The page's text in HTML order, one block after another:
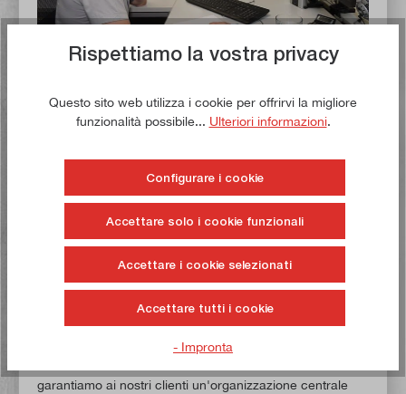
Il nostro modello di business è incentrato sulla
nostri clienti. A tal fine, siamo a vostra disposizione per
telefono e per e-mail nei giorni lavorativi ed evadiamo
tutte le richieste dei clienti entro 24 ore dal lunedì al
venerdì. Accogliamo i suggerimenti dei clienti e li
integriamo nell'ulteriore sviluppo della nostra gamma di
prodotti. Il nostro portafoglio comprende
un'impressionante varietà di prodotti, nonché parti di
ricambio e accessori a prezzi interessanti.
garantiamo ai nostri clienti un'organizzazione centrale
Rispettiamo la vostra privacy
Questo sito web utilizza i cookie per offrirvi la migliore
funzionalità possibile... Ulteriori informazioni.
Configurare i cookie
Accettare solo i cookie funzionali
Accettare i cookie selezionati
Accettare tutti i cookie
- Impronta